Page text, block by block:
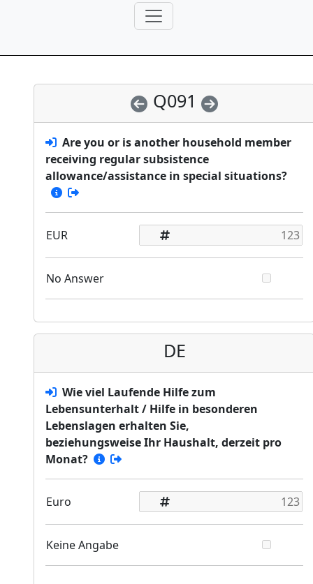
Q091
Are you or is another household member
receiving regular subsistence
allowance/assistance in special situations?
EUR
No Answer
DE
Wie viel Laufende Hilfe zum
Lebensunterhalt / Hilfe in besonderen
Lebenslagen erhalten Sie,
beziehungsweise Ihr Haushalt, derzeit pro
Monat?
Euro
Keine Angabe